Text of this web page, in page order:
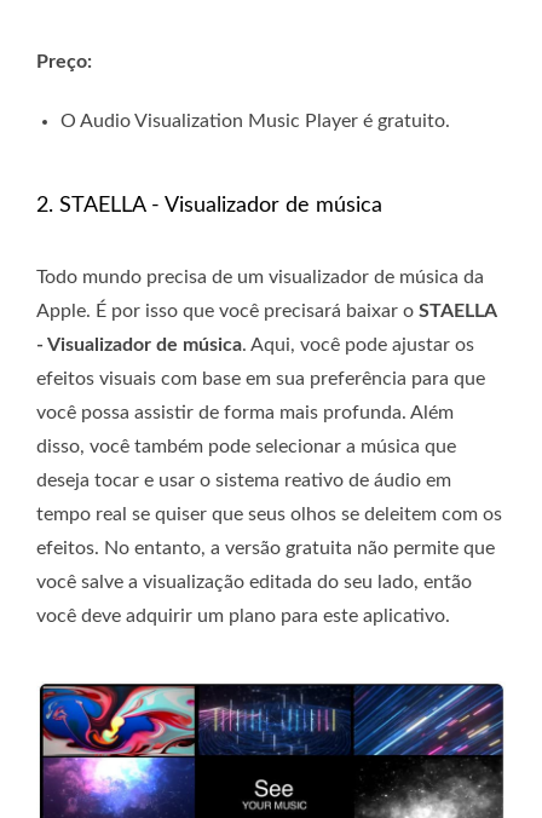
Preço:
O Audio Visualization Music Player é gratuito.
2. STAELLA - Visualizador de música
Todo mundo precisa de um visualizador de música da
Apple. É por isso que você precisará baixar o STAELLA
- Visualizador de música. Aqui, você pode ajustar os
efeitos visuais com base em sua preferência para que
você possa assistir de forma mais profunda. Além
disso, você também pode selecionar a música que
deseja tocar e usar o sistema reativo de áudio em
tempo real se quiser que seus olhos se deleitem com os
efeitos. No entanto, a versão gratuita não permite que
você salve a visualização editada do seu lado, então
você deve adquirir um plano para este aplicativo.